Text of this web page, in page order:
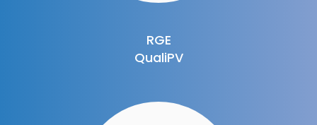
RGE
QualiPV